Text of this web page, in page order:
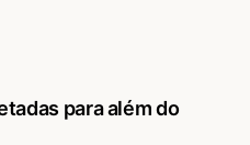
para além do